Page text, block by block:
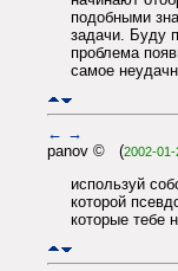
подобными
задачи. Буду
проблема
самое
← →
panov © (2002-
используй
которой
которые тебе